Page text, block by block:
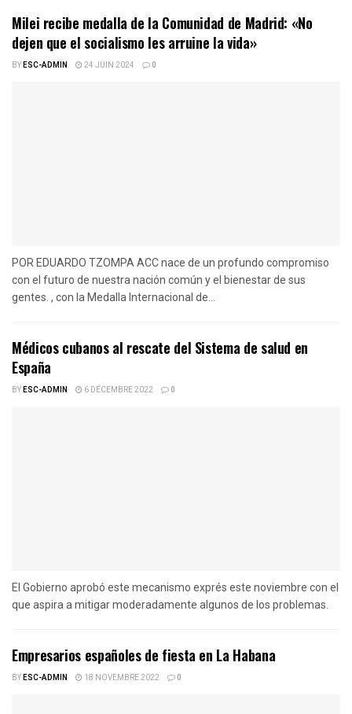
Milei recibe medalla de la Comunidad de Madrid: «No
dejen que el socialismo les arruine la vida»
BYESC-ADMIN 24 JUIN 2024 0
POR EDUARDO TZOMPA ACC nace de un profundo compromiso
con el futuro de nuestra nación común y el bienestar de sus
gentes. , con la Medalla Internacional de...
Médicos cubanos al rescate del Sistema de salud en
España
BYESC-ADMIN 6 DÉCEMBRE 2022 0
El Gobierno aprobó este mecanismo exprés este noviembre con el
que aspira a mitigar moderadamente algunos de los problemas.
Empresarios españoles de fiesta en La Habana
BYESC-ADMIN 18 NOVEMBRE 2022 0